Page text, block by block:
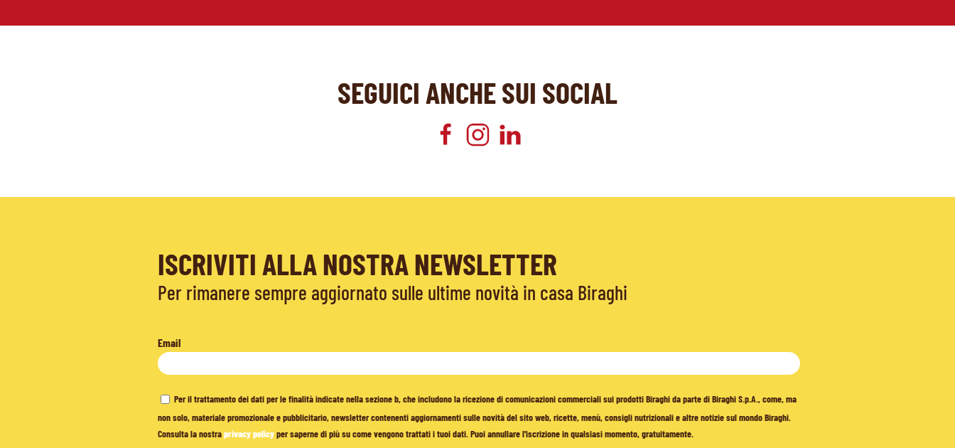
SEGUICI ANCHE SUI SOCIAL
ISCRIVITI ALLA NOSTRA NEWSLETTER
Per rimanere sempre aggiornato sulle ultime novità in casa Biraghi
Email
Per il trattamento dei dati per le finalità indicate nella sezione b, che includono la ricezione di comunicazioni commerciali sui prodotti Biraghi da parte di Biraghi S.p.A., come, ma
non solo, materiale promozionale e pubblicitario, newsletter contenenti aggiornamenti sulle novità del sito web, ricette, menù, consigli nutrizionali e altre notizie sul mondo Biraghi.
Consulta la nostraprivacy policyper saperne di più su come vengono trattati i tuoi dati. Puoi annullare l'iscrizione in qualsiasi momento, gratuitamente.